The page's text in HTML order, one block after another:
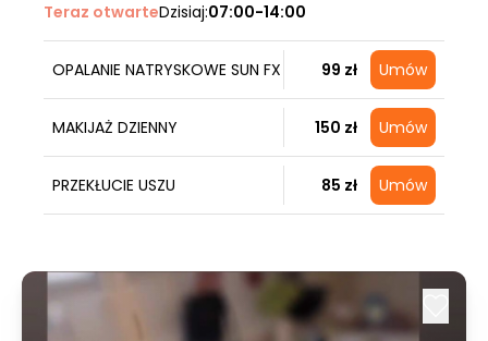
Teraz otwarteDzisiaj:07:00-14:00
OPALANIE NATRYSKOWE SUN FX 99 zł Umów
MAKIJAŻ DZIENNY 150 zł Umów
PRZEKŁUCIE USZU 85 zł Umów